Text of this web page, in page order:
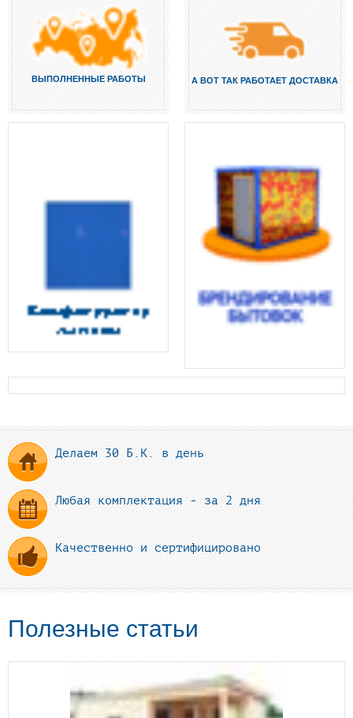
ВЫПОЛНЕННЫЕ РАБОТЫ А ВОТ ТАК РАБОТАЕТ ДОСТАВКА
Делаем 30 Б.К. в день
Любая комплектация - за 2 дня
Качественно и сертифицировано
Полезные статьи